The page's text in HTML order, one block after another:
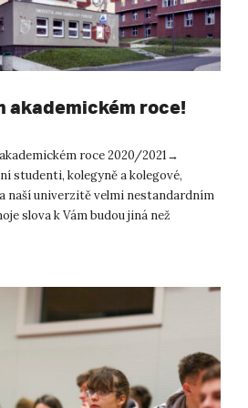
akademickém roce!
roce 2020/2021→
studenti, kolegyně a kolegové,
naší univerzitě velmi nestandardním
slova k Vám budou jiná než